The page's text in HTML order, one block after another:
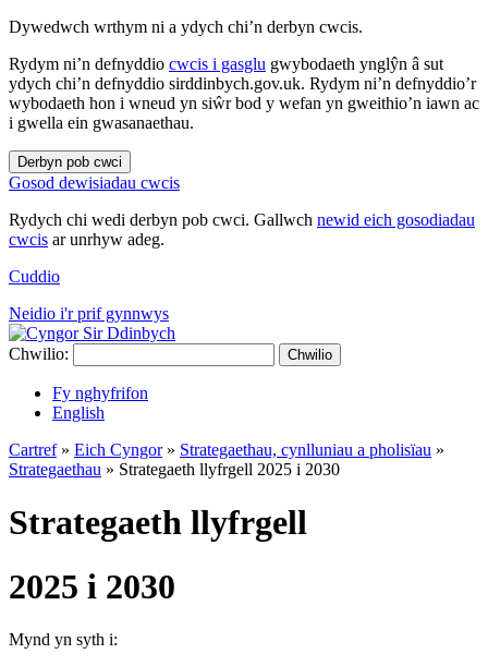
Dywedwch wrthym ni a ydych chi’n derbyn cwcis.
Rydym ni’n defnyddio cwcis i gasglu gwybodaeth ynglŷn â sut
ydych chi’n defnyddio sirddinbych.gov.uk. Rydym ni’n defnyddio’r
wybodaeth hon i wneud yn siŵr bod y wefan yn gweithio’n iawn ac
i gwella ein gwasanaethau.
Derbyn pob cwci
Gosod dewisiadau cwcis
Rydych chi wedi derbyn pob cwci. Gallwch newid eich gosodiadau
cwcis ar unrhyw adeg.
Cuddio
Neidio i'r prif gynnwys
Chwilio: Chwilio
Fy nghyfrifon
English
Cartref» Eich Cyngor» Strategaethau, cynlluniau a pholisïau »
Strategaethau » Strategaeth llyfrgell 2025 i 2030
Strategaeth llyfrgell
2025 i 2030
Mynd yn syth i: